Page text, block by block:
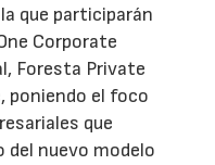
que participarán
Corporate
Foresta Private
poniendo el foco
que
del nuevo modelo